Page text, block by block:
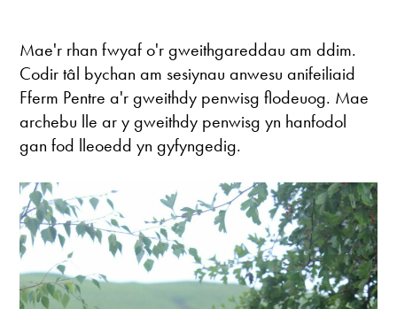
Mae'r rhan fwyaf o'r gweithgareddau am ddim.
Codir tâl bychan am sesiynau anwesu anifeiliaid
Fferm Pentre a'r gweithdy penwisg flodeuog. Mae
archebu lle ar y gweithdy penwisg yn hanfodol
gan fod lleoedd yn gyfyngedig.